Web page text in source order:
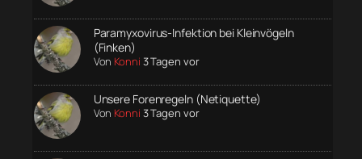
Paramyxovirus-Infektion bei Kleinvögeln
(Finken)
Von Konni 3 Tagen vor
Unsere Forenregeln (Netiquette)
Von Konni 3 Tagen vor